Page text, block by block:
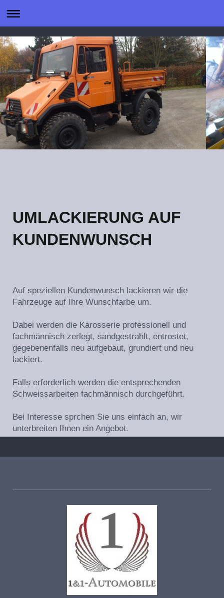
UMLACKIERUNG AUF
KUNDENWUNSCH
Auf speziellen Kundenwunsch lackieren wir die
Fahrzeuge auf Ihre Wunschfarbe um.
Dabei werden die Karosserie professionell und
fachmännisch zerlegt, sandgestrahlt, entrostet,
gegebenenfalls neu aufgebaut, grundiert und neu
lackiert.
Falls erforderlich werden die entsprechenden
Schweissarbeiten fachmännisch durchgeführt.
Bei Interesse sprchen Sie uns einfach an, wir
unterbreiten Ihnen ein Angebot.